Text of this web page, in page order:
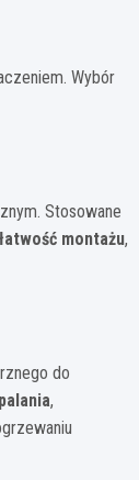
Wybór
Stosowane
montażu,
do
,